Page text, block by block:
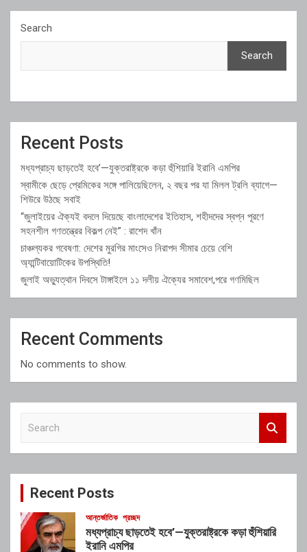
Search
Search
Recent Posts
মধ্যপ্রাচ্য ছাড়তেই হবে’—যুক্তরাষ্ট্রকে কড়া হুঁশিয়ারি ইরানি এমপির
স্বামীকে ছেড়ে প্রেমিকের সঙ্গে পালিয়েছিলেন, ২ বছর পর যা মিলল ট্রলি ব্যাগে—
শিউরে উঠছে সবাই
“জুলাইয়ের ঐক্যই বদলে দিয়েছে বাংলাদেশের ইতিহাস, শহীদদের স্বপ্ন পূরণে
সহনশীল গণতন্ত্রের বিকল্প নেই” : রাশেদ খাঁন
চাঞ্চল্যকর গবেষণা: দেশের মুরগির মাংসেও নিরাপদ সীমার চেয়ে বেশি
অ্যান্টিবায়োটিকের উপস্থিতি!
জুলাই অভ্যুত্থান দিবসে টাঙ্গাইলে ১১ দলীয় ঐক্যের সমাবেশ,পরে গণমিছিল
Recent Comments
No comments to show.
c
Recent Posts
আন্তর্জাতিক প্রচ্ছদ
মধ্যপ্রাচ্য ছাড়তেই হবে’—যুক্তরাষ্ট্রকে কড়া হুঁশিয়ারি
ইরানি এমপির